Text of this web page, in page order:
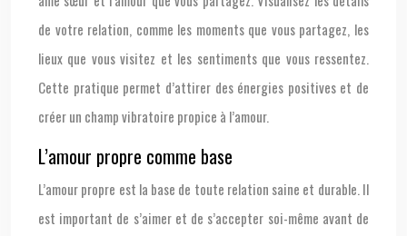
de votre relation, comme les moments que vous partagez, les
lieux que vous visitez et les sentiments que vous ressentez.
Cette pratique permet d’attirer des énergies positives et de
créer un champ vibratoire propice à l’amour.
L’amour propre comme base
L’amour propre est la base de toute relation saine et durable. Il
est important de s’aimer et de s’accepter soi-même avant de